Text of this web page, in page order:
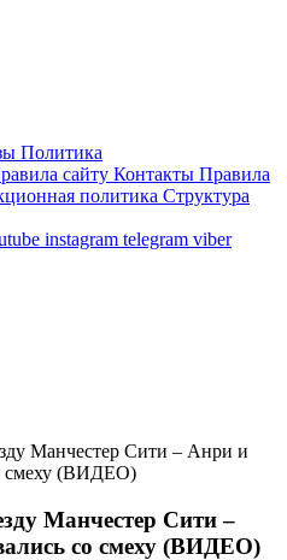
Политика
сайту Контакты Правила
политика Структура
instagram telegram viber
Манчестер Сити – Анри и
смеху (ВИДЕО)
Манчестер Сити –
со смеху (ВИДЕО)